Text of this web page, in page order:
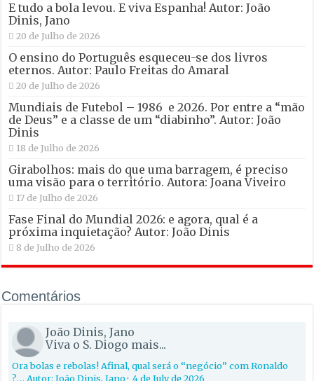
E tudo a bola levou. E viva Espanha! Autor: João
Dinis, Jano
20 de Julho de 2026
O ensino do Português esqueceu-se dos livros
eternos. Autor: Paulo Freitas do Amaral
20 de Julho de 2026
Mundiais de Futebol – 1986 e 2026. Por entre a “mão
de Deus” e a classe de um “diabinho”. Autor: João
Dinis
18 de Julho de 2026
Girabolhos: mais do que uma barragem, é preciso
uma visão para o território. Autora: Joana Viveiro
17 de Julho de 2026
Fase Final do Mundial 2026: e agora, qual é a
próxima inquietação? Autor: João Dinis
8 de Julho de 2026
Comentários
João Dinis, Jano
Viva o S. Diogo mais...
Ora bolas e rebolas! Afinal, qual será o “negócio” com Ronaldo
?… Autor: João Dinis, Jano·4 de July de 2026